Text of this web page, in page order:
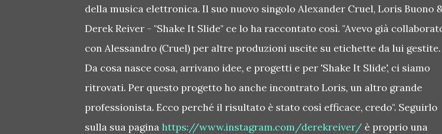
della musica elettronica. Il suo nuovo singolo Alexander Cruel, Loris Buono
Derek Reiver - "Shake It Slide" ce lo ha raccontato così. "Avevo già
con Alessandro (Cruel) per altre produzioni uscite su etichette da lui gestite.
Da cosa nasce cosa, arrivano idee, e progetti e per 'Shake It Slide', ci siamo
ritrovati. Per questo progetto ho anche incontrato Loris, un altro grande
professionista. Ecco perché il risultato è stato così efficace, credo". Seguirlo
sulla sua pagina https://www.instagram.com/derekreiver/ è proprio una